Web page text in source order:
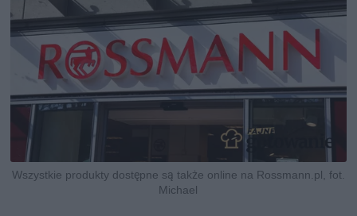
Wszystkie produkty dostępne są także online na Rossmann.pl, fot.
Michael